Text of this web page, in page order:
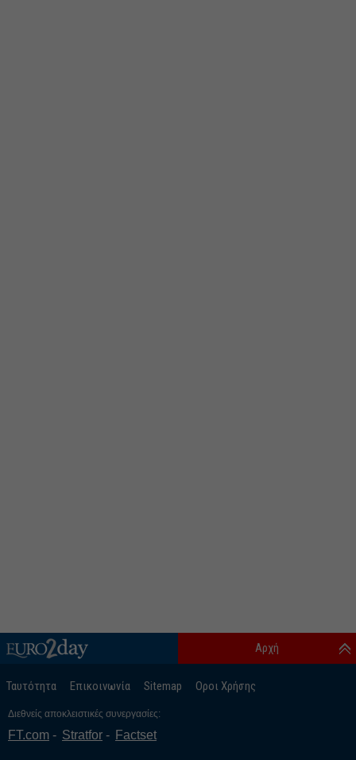
Ταυτότητα Επικοινωνία Sitemap Οροι Χρήσης
Αρχή
Διεθνείς αποκλειστικές συνεργασίες:
FT.com Stratfor Factset